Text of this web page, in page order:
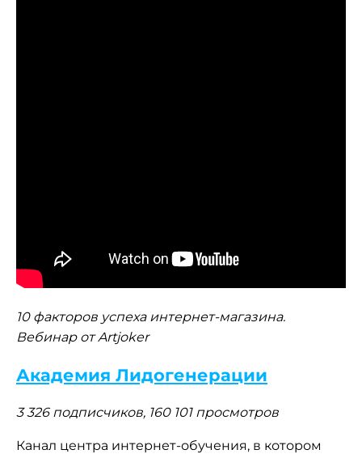
10 факторов успеха интернет-магазина.
Вебинар от Artjoker
Академия Лидогенерации
3 326 подписчиков, 160 101 просмотров
Канал центра интернет-обучения, в котором